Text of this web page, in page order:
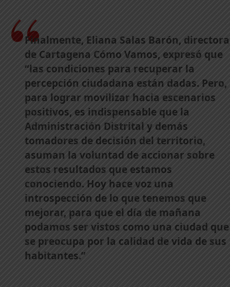
Finalmente, Eliana Salas Barón, directora
de Cartagena Cómo Vamos, expresó que
“las condiciones para recuperar la
percepción ciudadana están dadas. Pero,
para lograr movilizar hacia escenarios
positivos, es indispensable que la
Administración Distrital y demás
tomadores de decisión del territorio,
asuman la voluntad de accionar sobre
estos resultados que estamos
conociendo. Hoy hace voz una
introspección de lo que tenemos que
mejorar, para que el día de mañana
podamos ser vistos como una ciudad que
se preocupa por la calidad de vida de sus
habitantes.”